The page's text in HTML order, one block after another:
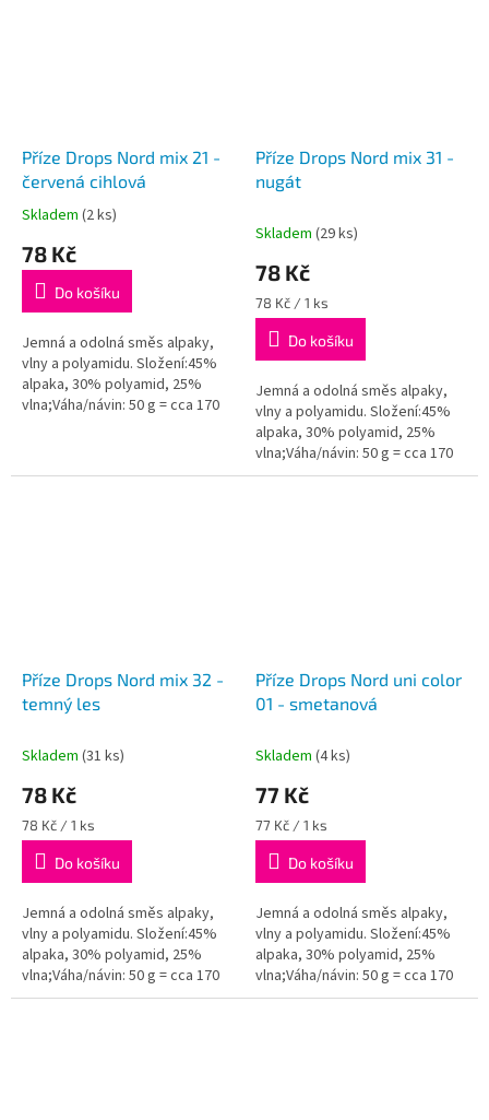
Příze Drops Nord mix 21 -
červená cihlová
Průměrné
produktu
5,0
5
hvězdiček.
Skladem (2 ks)
78 Kč
Do košíku
Jemná a odolná směs alpaky,
vlny a polyamidu. Složení:45%
alpaka, 30% polyamid, 25%
vlna;Váha/návin: 50 g = cca 170
Příze Drops Nord mix 31 -
nugát
Skladem (29 ks)
78 Kč
Měrná
cena:
78 Kč / 1 ks
Do košíku
Jemná a odolná směs alpaky,
vlny a polyamidu. Složení:45%
alpaka, 30% polyamid, 25%
vlna;Váha/návin: 50 g = cca 170
metrů;Doporučená síla jehlic: 3
Příze Drops Nord mix 32 -
temný les
Skladem (31 ks)
78 Kč
Měrná
cena:
78 Kč / 1 ks
Do košíku
Jemná a odolná směs alpaky,
vlny a polyamidu. Složení:45%
alpaka, 30% polyamid, 25%
vlna;Váha/návin: 50 g = cca 170
metrů;Doporučená síla jehlic: 3
Příze Drops Nord uni color
01 - smetanová
Skladem (4 ks)
77 Kč
Měrná
cena:
77 Kč / 1 ks
Do košíku
Jemná a odolná směs alpaky,
vlny a polyamidu. Složení:45%
alpaka, 30% polyamid, 25%
vlna;Váha/návin: 50 g = cca 170
metrů;Doporučená síla jehlic: 3